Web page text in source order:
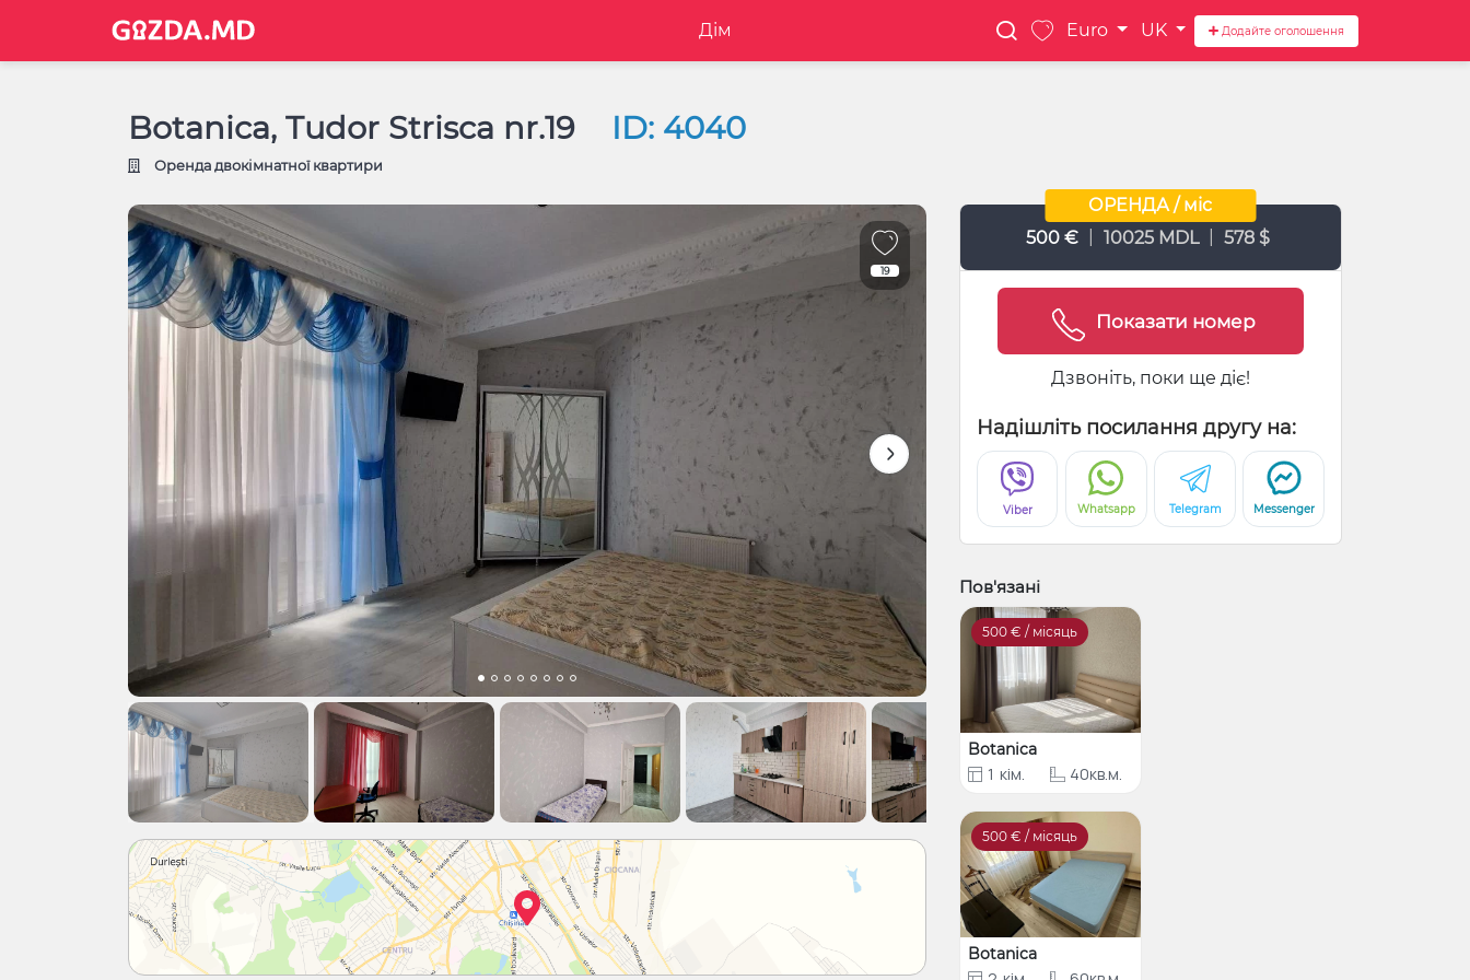
Дім Euro UK Додайте оголошення
Botanica, Tudor Strisca nr.19 ID: 4040
Оренда двокімнатної квартири
19
ОРЕНДА / міс
500 €
10025 MDL 578 $
Показати номер
Дзвоніть, поки ще діє!
Надішліть посилання другу на:
Viber Whatsapp Telegram Messenger
Пов'язані
500 € / місяць
Botanica
1 кім. 40кв.м.
500 € / місяць
Botanica